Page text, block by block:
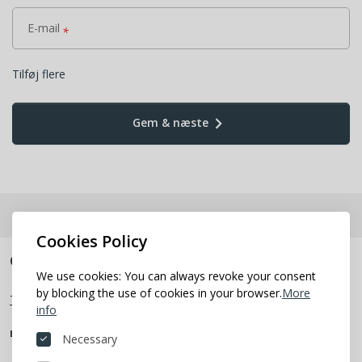
E-mail *
Tilføj flere
Gem & næste keyboard_arrow_right
Optik Team - Efterårs messe
Tilføj til kalender
Beliggenhed
Cookies Policy
We use cookies: You can always revoke your consent
by blocking the use of cookies in your browser.More
info
Necessary